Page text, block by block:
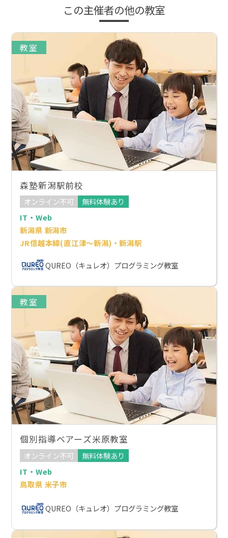
この主催者の他の教室
教室
森塾新潟駅前校
オンライン不可
無料体験あり
IT・Web
新潟県 新潟市
JR信越本線(直江津～新潟)・新潟駅
QUREO（キュレオ）プログラミング教室
教室
個別指導ベアーズ米原教室
オンライン不可
無料体験あり
IT・Web
鳥取県 米子市
QUREO（キュレオ）プログラミング教室